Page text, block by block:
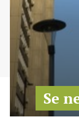
Se